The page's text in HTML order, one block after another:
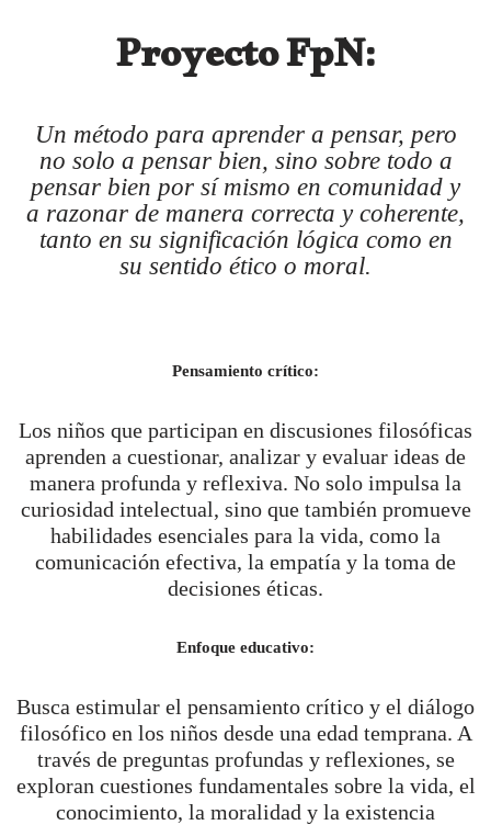
Proyecto FpN:
Un método para aprender a pensar, pero
no solo a pensar bien, sino sobre todo a
pensar bien por sí mismo en comunidad y
a razonar de manera correcta y coherente,
tanto en su significación lógica como en
su sentido ético o moral.
Pensamiento crítico:
Los niños que participan en discusiones filosóficas
aprenden a cuestionar, analizar y evaluar ideas de
manera profunda y reflexiva. No solo impulsa la
curiosidad intelectual, sino que también promueve
habilidades esenciales para la vida, como la
comunicación efectiva, la empatía y la toma de
decisiones éticas.
Enfoque educativo:
Busca estimular el pensamiento crítico y el diálogo
filosófico en los niños desde una edad temprana. A
través de preguntas profundas y reflexiones, se
exploran cuestiones fundamentales sobre la vida, el
conocimiento, la moralidad y la existencia